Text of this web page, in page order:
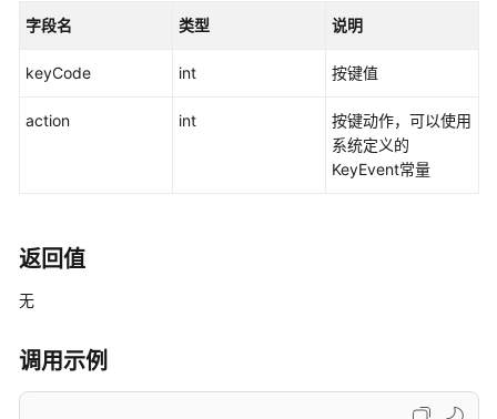
速
门
用
开
字段名 类型 说明
keyCode int 按键值
action int
按键动作，可以使用
系统定义的
KeyEvent常量
返回值
无
调用示例